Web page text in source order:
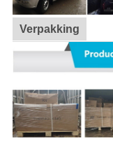
Verpakking